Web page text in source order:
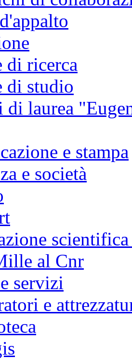
di ricerca
di studio
di laurea
e stampa
e società
al Cnr
servizi
e